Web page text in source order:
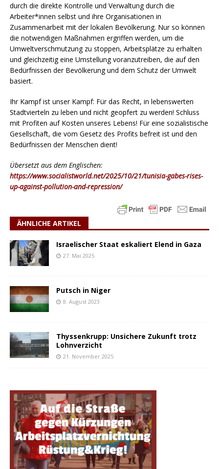
durch die direkte Kontrolle und Verwaltung durch die
Arbeiter*innen selbst und ihre Organisationen in
Zusammenarbeit mit der lokalen Bevölkerung. Nur so können
die notwendigen Maßnahmen ergriffen werden, um die
Umweltverschmutzung zu stoppen, Arbeitsplätze zu erhalten
und gleichzeitig eine Umstellung voranzutreiben, die auf den
Bedürfnissen der Bevölkerung und dem Schutz der Umwelt
basiert.
Ihr Kampf ist unser Kampf: Für das Recht, in lebenswerten
Stadtvierteln zu leben und nicht geopfert zu werden! Schluss
mit Profiten auf Kosten unseres Lebens! Für eine sozialistische
Gesellschaft, die vom Gesetz des Profits befreit ist und den
Bedürfnissen der Menschen dient!
Übersetzt aus dem Englischen:
https://www.socialistworld.net/2025/10/21/tunisia-gabes-rises-
up-against-pollution-and-repression/
ÄHNLICHE ARTIKEL
Israelischer Staat eskaliert Elend in Gaza
27. Mai 2025
Putsch in Niger
8. August 2023
Thyssenkrupp: Unsichere Zukunft trotz
Lohnverzicht
21. November 2025